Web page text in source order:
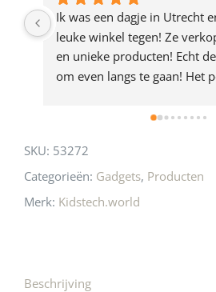
productIk was een dagje in Utrecht
leuke winkel tegen! Ze
en unieke producten! Echt
om even langs te gaan! Het
SKU: 53272
Categorieën: Gadgets, Producten
Merk: Kidstech.world
Beschrijving